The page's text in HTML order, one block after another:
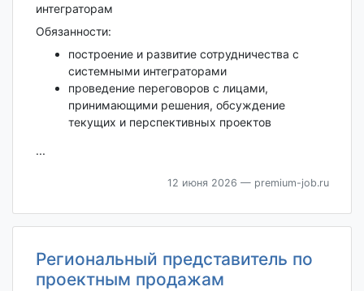
интеграторам
Обязанности:
построение и развитие сотрудничества с
системными интеграторами
проведение переговоров с лицами,
принимающими решения, обсуждение
текущих и перспективных проектов
...
12 июня 2026 — premium-job.ru
Региональный представитель по
проектным продажам